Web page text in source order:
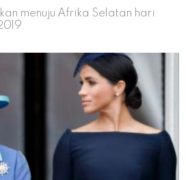
menuju Afrika Selatan hari